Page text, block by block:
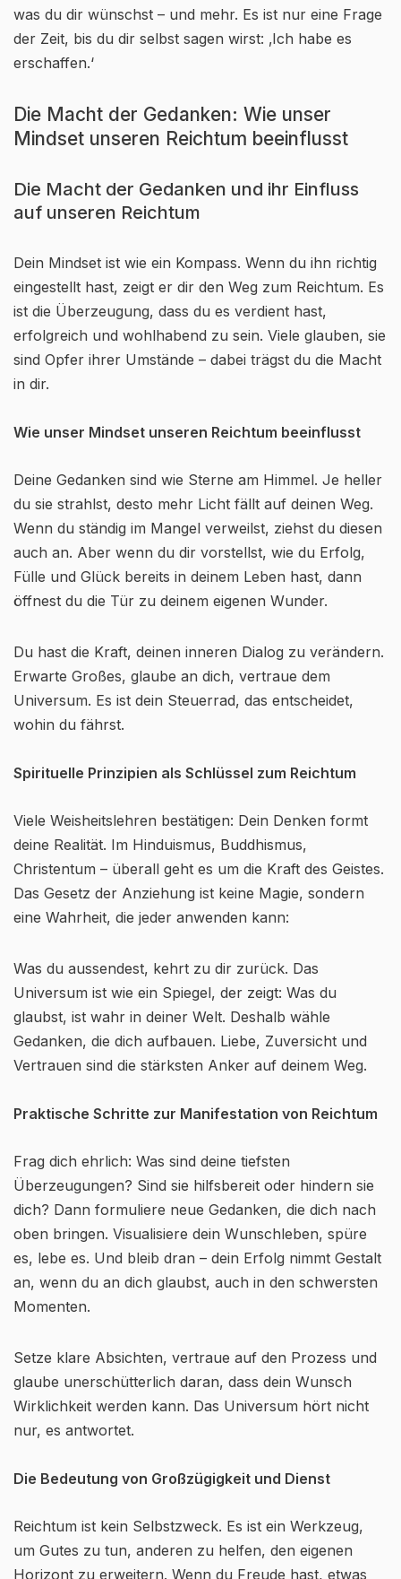
was du dir wünschst – und mehr. Es ist nur eine Frage
der Zeit, bis du dir selbst sagen wirst: ‚Ich habe es
erschaffen.‘
Die Macht der Gedanken: Wie unser
Mindset unseren Reichtum beeinflusst
Die Macht der Gedanken und ihr Einfluss
auf unseren Reichtum
Dein Mindset ist wie ein Kompass. Wenn du ihn richtig
eingestellt hast, zeigt er dir den Weg zum Reichtum. Es
ist die Überzeugung, dass du es verdient hast,
erfolgreich und wohlhabend zu sein. Viele glauben, sie
sind Opfer ihrer Umstände – dabei trägst du die Macht
in dir.
Wie unser Mindset unseren Reichtum beeinflusst
Deine Gedanken sind wie Sterne am Himmel. Je heller
du sie strahlst, desto mehr Licht fällt auf deinen Weg.
Wenn du ständig im Mangel verweilst, ziehst du diesen
auch an. Aber wenn du dir vorstellst, wie du Erfolg,
Fülle und Glück bereits in deinem Leben hast, dann
öffnest du die Tür zu deinem eigenen Wunder.
Du hast die Kraft, deinen inneren Dialog zu verändern.
Erwarte Großes, glaube an dich, vertraue dem
Universum. Es ist dein Steuerrad, das entscheidet,
wohin du fährst.
Spirituelle Prinzipien als Schlüssel zum Reichtum
Viele Weisheitslehren bestätigen: Dein Denken formt
deine Realität. Im Hinduismus, Buddhismus,
Christentum – überall geht es um die Kraft des Geistes.
Das Gesetz der Anziehung ist keine Magie, sondern
eine Wahrheit, die jeder anwenden kann:
Was du aussendest, kehrt zu dir zurück. Das
Universum ist wie ein Spiegel, der zeigt: Was du
glaubst, ist wahr in deiner Welt. Deshalb wähle
Gedanken, die dich aufbauen. Liebe, Zuversicht und
Vertrauen sind die stärksten Anker auf deinem Weg.
Praktische Schritte zur Manifestation von Reichtum
Frag dich ehrlich: Was sind deine tiefsten
Überzeugungen? Sind sie hilfsbereit oder hindern sie
dich? Dann formuliere neue Gedanken, die dich nach
oben bringen. Visualisiere dein Wunschleben, spüre
es, lebe es. Und bleib dran – dein Erfolg nimmt Gestalt
an, wenn du an dich glaubst, auch in den schwersten
Momenten.
Setze klare Absichten, vertraue auf den Prozess und
glaube unerschütterlich daran, dass dein Wunsch
Wirklichkeit werden kann. Das Universum hört nicht
nur, es antwortet.
Die Bedeutung von Großzügigkeit und Dienst
Reichtum ist kein Selbstzweck. Es ist ein Werkzeug,
um Gutes zu tun, anderen zu helfen, den eigenen
Horizont zu erweitern. Wenn du Freude hast, etwas